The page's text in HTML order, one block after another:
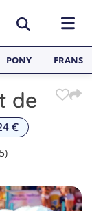
PONY FRANS
de
€